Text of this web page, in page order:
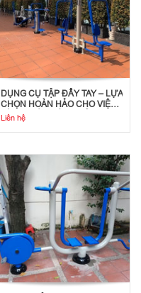
DỤNG CỤ TẬP ĐẨY TAY – LỰA
CHỌN HOÀN HẢO CHO VIỆC
TẬP LUYỆN SỨC KHỎE TIM
MẠCH
Liên hệ